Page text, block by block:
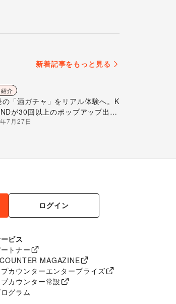
新着記事をもっと見る
介
の「酒ガチャ」をリアル体験へ。K
が30回以上のポップアップ出店
る“新しいお酒との出会い”
7月27日
ログイン
ビス
トナー
MAGAZINE
カウンターエンタープライズ
カウンター常設
グラム